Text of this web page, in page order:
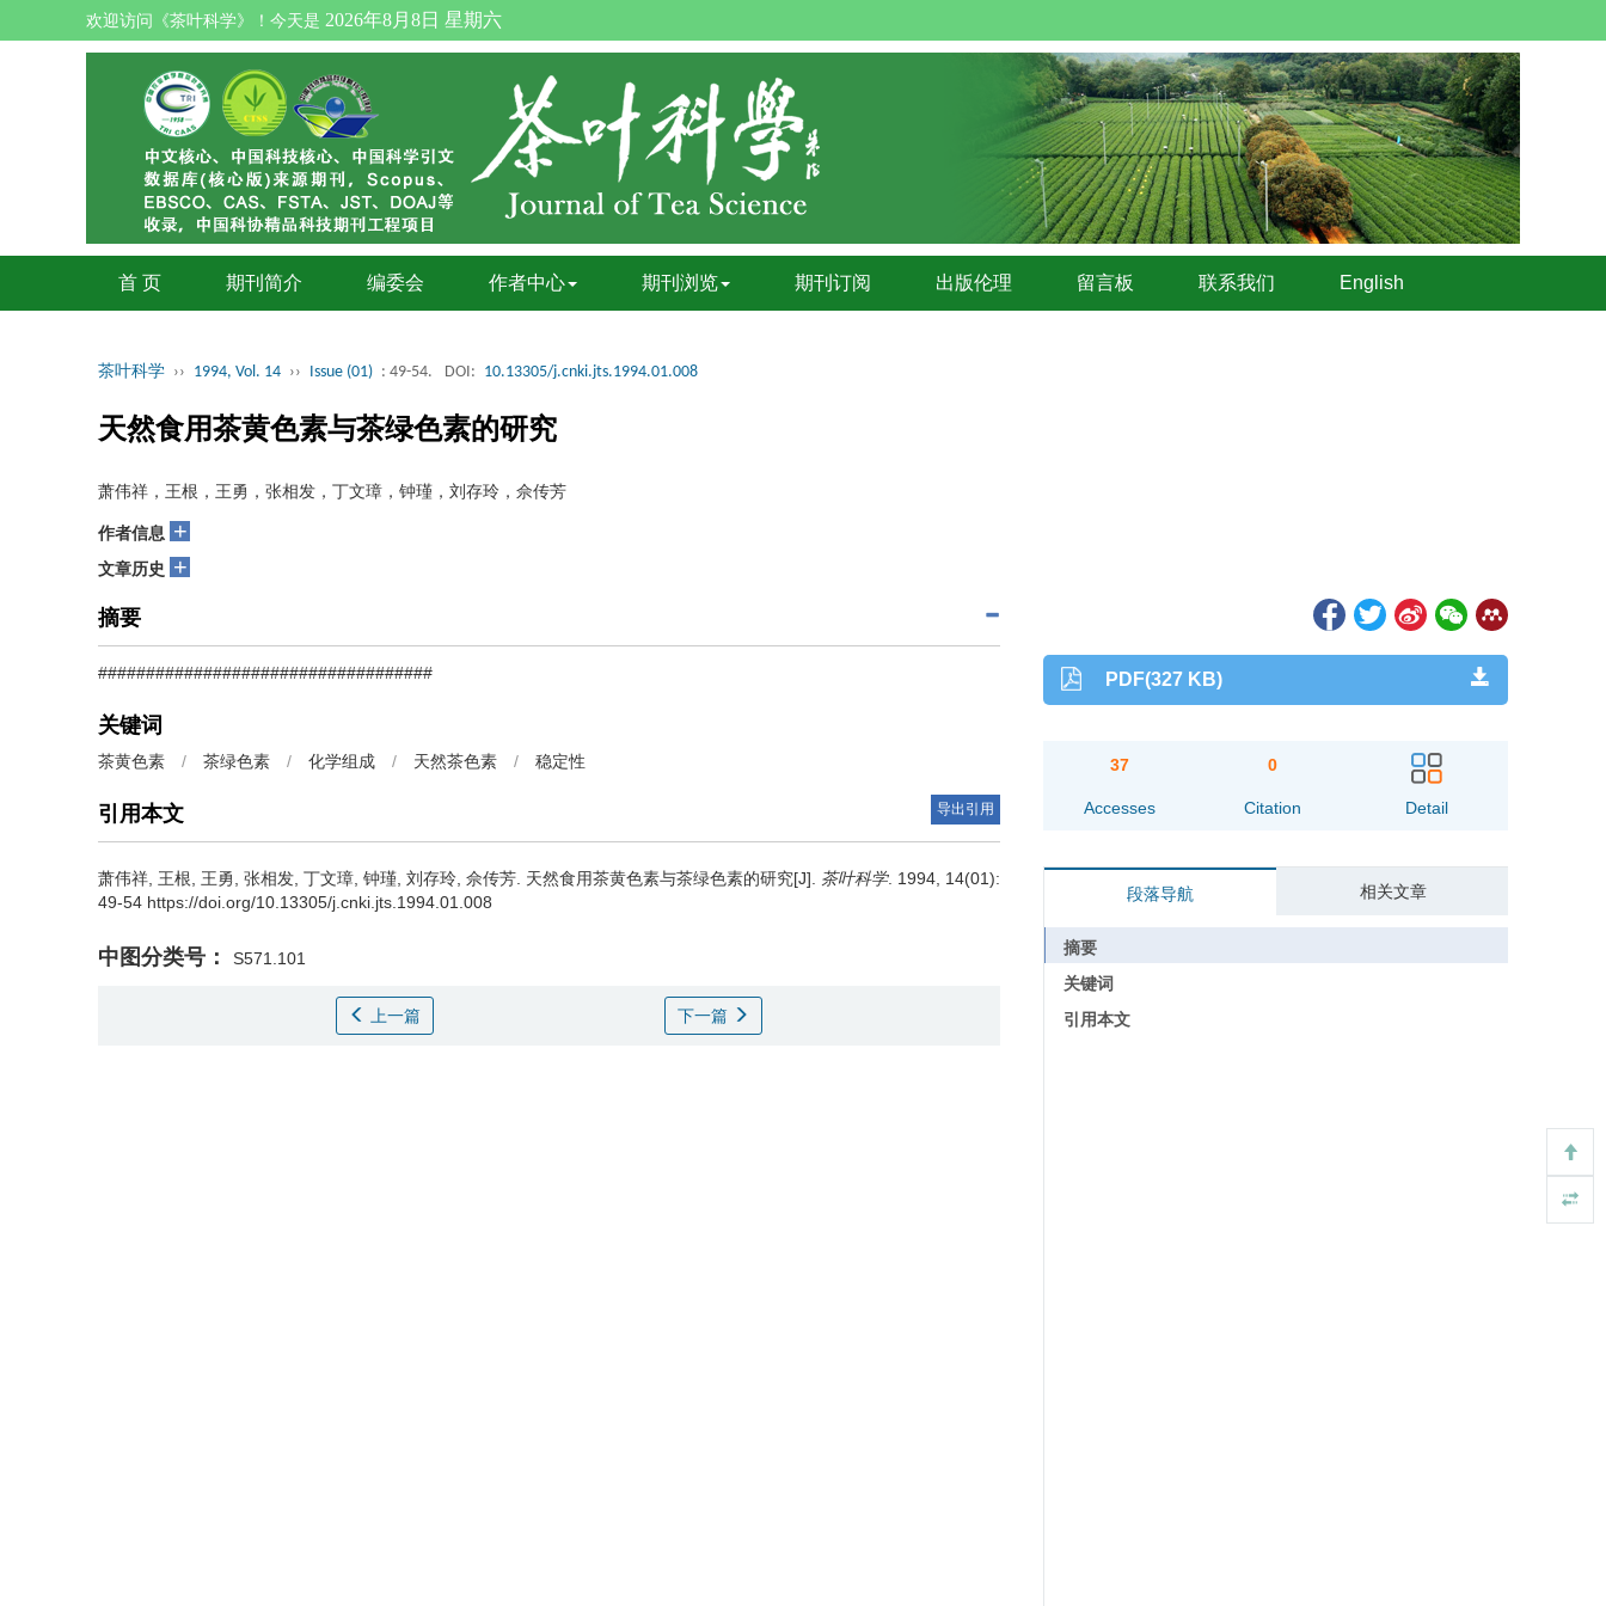
欢迎访问《茶叶科学》！今天是 2026年8月8日 星期六
首 页 期刊简介 编委会 作者中心 期刊浏览 期刊订阅 出版伦理 留言板 联系我们 English
茶叶科学 ›› 1994, Vol. 14 ›› Issue (01) : 49-54. DOI: 10.13305/j.cnki.jts.1994.01.008
天然食用茶黄色素与茶绿色素的研究
萧伟祥，王根，王勇，张相发，丁文璋，钟瑾，刘存玲，佘传芳
作者信息 +
文章历史 +
摘要
###################################
关键词
茶黄色素 / 茶绿色素 / 化学组成 / 天然茶色素 / 稳定性
引用本文 导出引用
萧伟祥, 王根, 王勇, 张相发, 丁文璋, 钟瑾, 刘存玲, 佘传芳. 天然食用茶黄色素与茶绿色素的研究[J]. 茶叶科学. 1994, 14(01):
49-54 https://doi.org/10.13305/j.cnki.jts.1994.01.008
中图分类号： S571.101
上一篇 下一篇
PDF(327 KB)
37
Accesses
0
Citation Detail
段落导航 相关文章
摘要
关键词
引用本文